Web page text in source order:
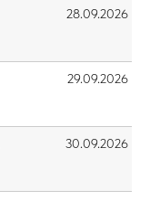
28.09.2026
29.09.2026
30.09.2026